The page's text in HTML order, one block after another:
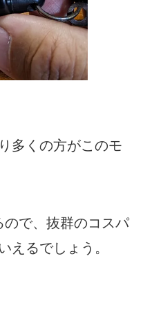
多くの方がこのモ
で、抜群のコスパ
えるでしょう。